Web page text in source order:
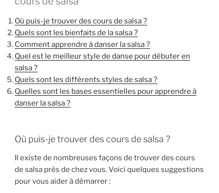
Où puis-je trouver des cours de salsa ?
Quels sont les bienfaits de la salsa ?
Comment apprendre à danser la salsa ?
Quel est le meilleur style de danse pour débuter en
salsa ?
Quels sont les différents styles de salsa ?
Quelles sont les bases essentielles pour apprendre à
danser la salsa ?
Où puis-je trouver des cours de salsa ?
Il existe de nombreuses façons de trouver des cours
de salsa près de chez vous. Voici quelques suggestions
pour vous aider à démarrer :